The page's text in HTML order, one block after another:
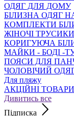
ОДЯГ ДЛЯ ДОМУ
БІЛИЗНА ОДЯГ
КОМПЛЕКТИ
ЖІНОЧІ ТРУСИКИ
КОРИГУЮЧА
МАЙКИ - БОДІ -
ПОЯСИ ДЛЯ
ЧОЛОВІЧИЙ
Для пляжу
АКЦІЙНІ ТОВАРИ
Дивитись все
Підписка